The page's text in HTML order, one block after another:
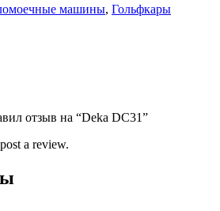
машины, Гольфкары
отзыв на “Deka DC31”
a review.